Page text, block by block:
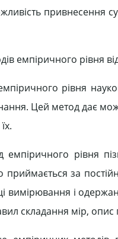
привнесення
емпіричного рівня
рівня
Цей метод дає
рівня
за
вимірювання і
складання мір,